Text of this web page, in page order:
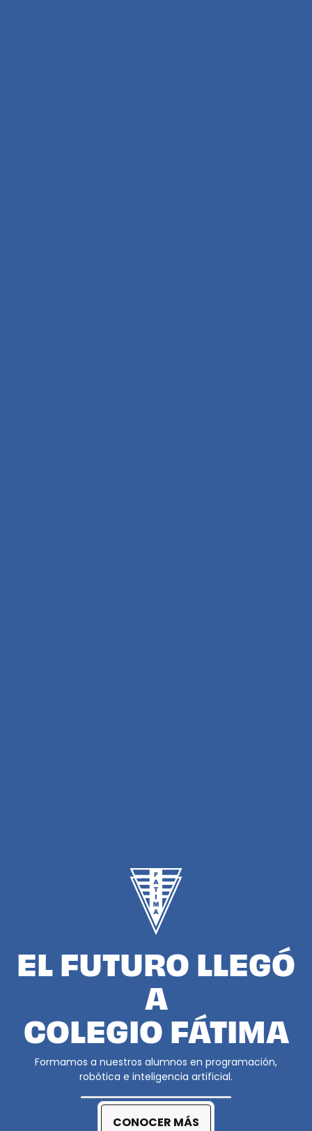
EL FUTURO LLEGÓ
A
COLEGIO FÁTIMA
Formamos a nuestros alumnos en programación,
robótica e inteligencia artificial.
CONOCER MÁS